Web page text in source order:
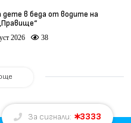
дете в беда от водите на
2026 38
За сигнали: 3333